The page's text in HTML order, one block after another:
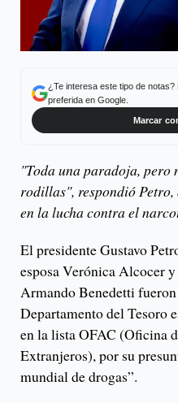
¿Te interesa este tipo de notas?
preferida en Google.
Marcar
"Toda una paradoja, pero
rodillas", respondió Petro,
en la lucha contra el
El presidente Gustavo
esposa Verónica Alcocer
Armando Benedetti
Departamento del Tesoro
en la lista OFAC (Oficina
Extranjeros), por su
mundial de drogas”.